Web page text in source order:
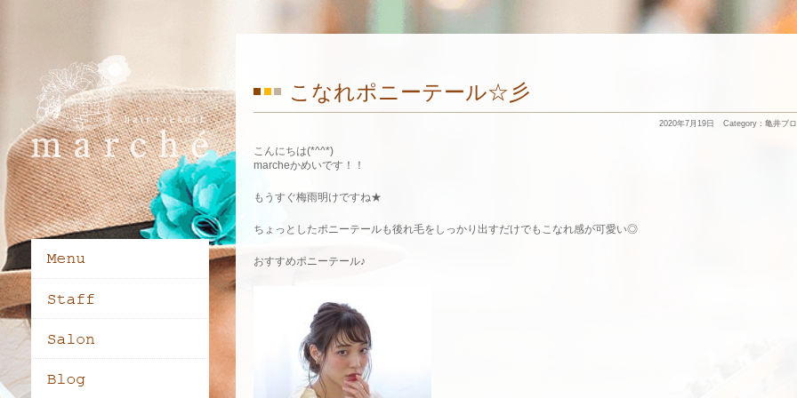
こなれポニーテール☆彡
2020年7月19日 Category： 亀井ブ
こんにちは(*^^*)
marcheかめいです！！
もうすぐ梅雨明けですね★
ちょっとしたポニーテールも後れ毛をしっかり出すだけでもこなれ感が可愛い◎
おすすめポニーテール♪